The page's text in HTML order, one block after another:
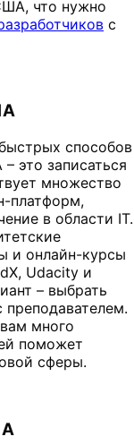
что нужно
с
способов
это записаться
множество
платформ,
в области IT.
и онлайн-курсы
Udacity и
– выбрать
много
поможет
сферы.